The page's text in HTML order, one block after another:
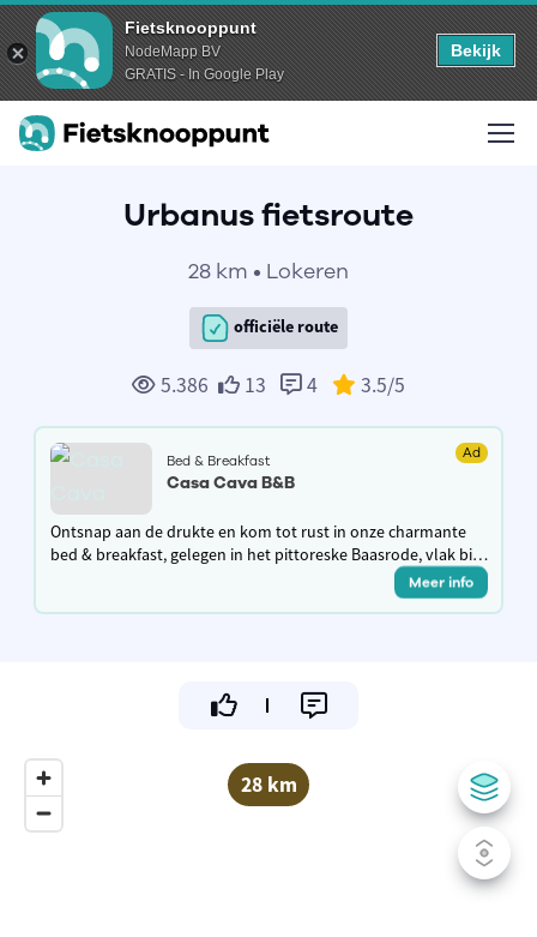
Fietsknooppunt
NodeMapp BV
GRATIS - In Google Play
Bekijk
Urbanus fietsroute
28 km • Lokeren
officiële route
5.386 13 4 3.5/5
Bed & Breakfast Ad
Casa Cava B&B
Ontsnap aan de drukte en kom tot rust in onze charmante
bed & breakfast, gelegen in het pittoreske Baasrode, vlak bij
de oevers van de Schelde. Een comfortabele tussenstop
Meer info
28 km